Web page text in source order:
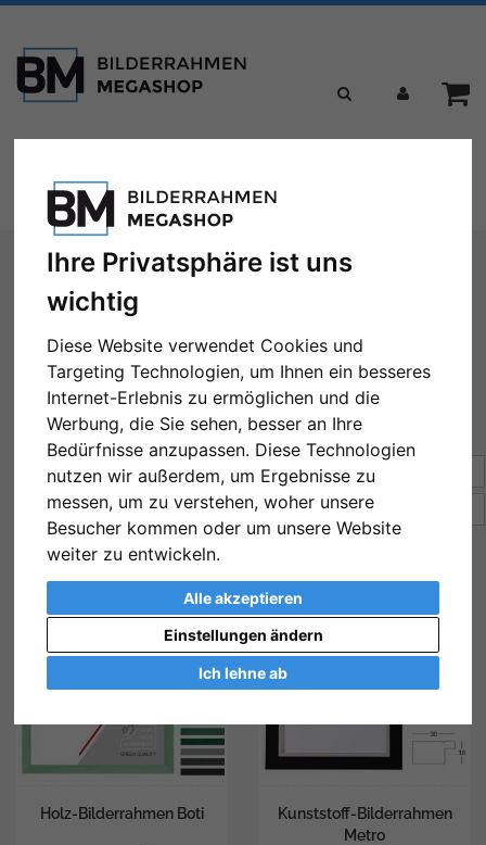
Ihre Privatsphäre ist uns
wichtig
Diese Website verwendet Cookies und
Targeting Technologien, um Ihnen ein besseres
Internet-Erlebnis zu ermöglichen und die
Werbung, die Sie sehen, besser an Ihre
Bedürfnisse anzupassen. Diese Technologien
nutzen wir außerdem, um Ergebnisse zu
messen, um zu verstehen, woher unsere
Besucher kommen oder um unsere Website
weiter zu entwickeln.
Alle akzeptieren
Ich lehne ab
Einstellungen ändern
navigation
Formate Alle Bilderrahmengrößen
Alle Bilderrahmengrößen
← Zurück 1 2 3 4 5 ... 101 Weiter →
Sortierung:Preis
Artikel pro Seite12
Holz-Bilderrahmen Boti
Kunststoff-Bilderrahmen
Metro